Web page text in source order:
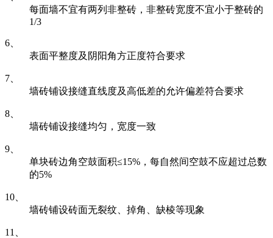
每面墙不宜有两列非整砖，非整砖宽度不宜小于整砖的
1/3
6、
表面平整度及阴阳角方正度符合要求
7、
墙砖铺设接缝直线度及高低差的允许偏差符合要求
8、
墙砖铺设接缝均匀，宽度一致
9、
单块砖边角空鼓面积≤15%，每自然间空鼓不应超过总数
的5%
10、
墙砖铺设砖面无裂纹、掉角、缺棱等现象
11、